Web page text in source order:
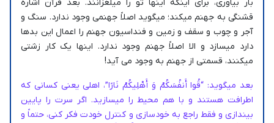
بار بیاوری، برای اینکه اینها تو را میلغزانند. بعد قرآن اشاره
قشنگی به جهنم میکند؛ میگوید اصلاً جهنمی وجود ندارد. سنگ و
آجر و چوب و سقف و زمین و فنداسیون جهنم را اعمال این بدها
دارد میسازد و الا اصلاً جهنم وجود ندارد. اینها یک کار زشتی
میکنند، قسمتی از جهنم به وجود می آید!
بعد میگوید: “قُوا أَنفُسَكُمْ وَ أَهْلِيكُمْ نَارًا”، اهلی یعنی کسانی که
اطرافت هستند و با هم محیط را میسازید. اگر سرت را پایین
بیندازی و فقط راجع به خودسازی و کنترل خودت فکر کنی، حتماً و